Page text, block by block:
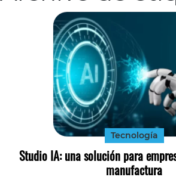
Tecnología
Studio IA: una solución para
manufactura